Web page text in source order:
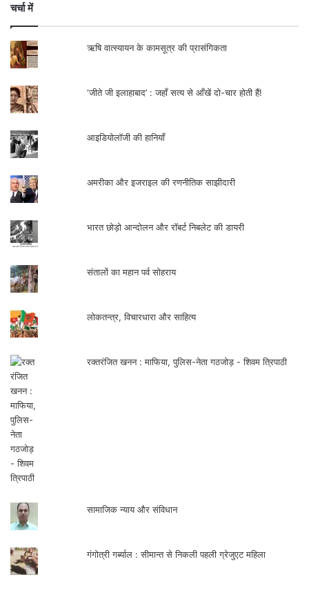
चर्चा में
ऋषि वात्स्यायन के कामसूत्र की प्रासंगिकता
‘जीते जी इलाहाबाद’ : जहाँ सत्य से आँखें दो-चार होती हैं!
आइडियोलॉजी की हानियाँ
अमरीका और इजराइल की रणनीतिक साझीदारी
भारत छोड़ो आन्दोलन और रॉबर्ट निबलेट की डायरी
संतालों का महान पर्व सोहराय
लोकतन्त्र, विचारधारा और साहित्य
रक्तरंजित खनन : माफिया, पुलिस-नेता गठजोड़ - शिवम त्रिपाठी
सामाजिक न्याय और संविधान
गंगोत्री गर्ब्याल : सीमान्त से निकली पहली ग्रेजुएट महिला